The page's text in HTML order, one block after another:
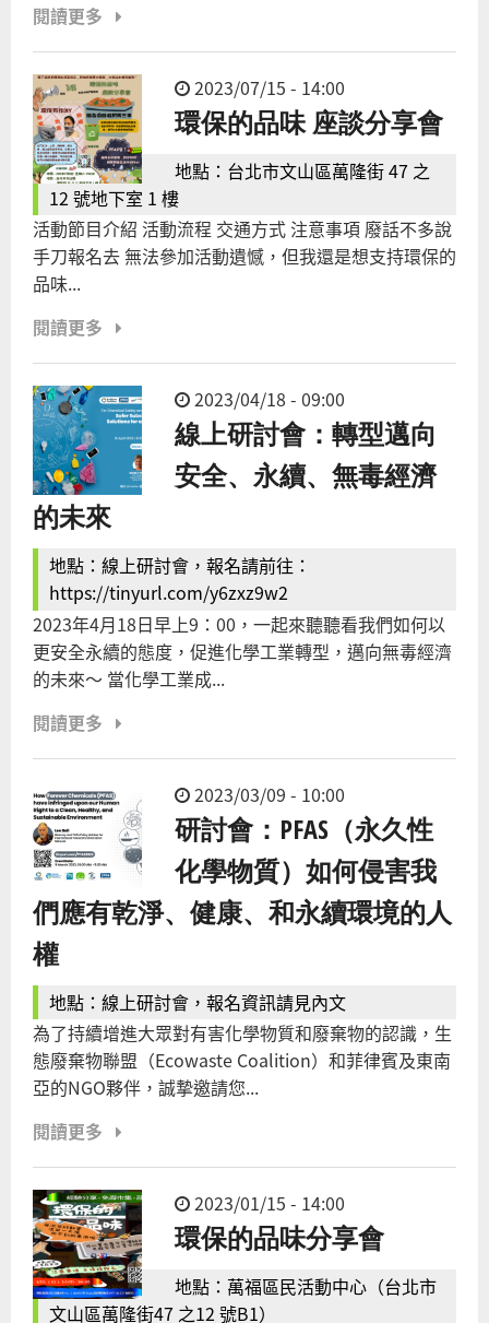
閱讀更多
2023/07/15 - 14:00
環保的品味 座談分享會
地點：台北市文山區萬隆街 47 之
12 號地下室 1 樓
活動節目介紹 活動流程 交通方式 注意事項 廢話不多說
手刀報名去 無法參加活動遺憾，但我還是想支持環保的
品味...
閱讀更多
2023/04/18 - 09:00
線上研討會：轉型邁向
安全、永續、無毒經濟
的未來
地點：線上研討會，報名請前往：
https://tinyurl.com/y6zxz9w2
2023年4月18日早上9：00，一起來聽聽看我們如何以
更安全永續的態度，促進化學工業轉型，邁向無毒經濟
的未來～ 當化學工業成...
閱讀更多
2023/03/09 - 10:00
研討會：PFAS（永久性
化學物質）如何侵害我
們應有乾淨、健康、和永續環境的人
權
地點：線上研討會，報名資訊請見內文
為了持續增進大眾對有害化學物質和廢棄物的認識，生
態廢棄物聯盟（Ecowaste Coalition）和菲律賓及東南
亞的NGO夥伴，誠摯邀請您...
閱讀更多
2023/01/15 - 14:00
環保的品味分享會
地點：萬福區民活動中心（台北市
文山區萬隆街47 之12 號B1）